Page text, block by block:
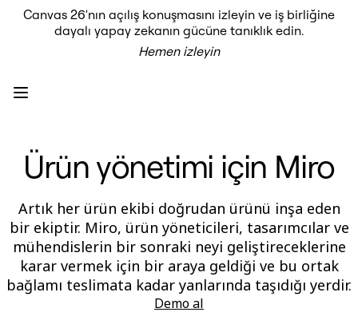
Ürün
Öne Çıkanlar
Intelligent Canvas™
Bağlayıcılar
MCP Sunucusu
Yapay Zeka Rehberlerini keşfedin
Blueprints
Entegrasyonlar
Güvenlik
Enterprise Guard
Geliştirici Platformu
Uygulamaları İndir
Beyaz Tahta
Canvas 26'nın açılış konuşmasını izleyin ve iş birliğine
dayalı yapay zekanın gücüne tanıklık edin.
Hemen izleyin
Ürün yönetimi için Miro
Artık her ürün ekibi doğrudan ürünü inşa eden
bir ekiptir. Miro, ürün yöneticileri, tasarımcılar ve
mühendislerin bir sonraki neyi geliştireceklerine
karar vermek için bir araya geldiği ve bu ortak
bağlamı teslimata kadar yanlarında taşıdığı yerdir.
Demo al